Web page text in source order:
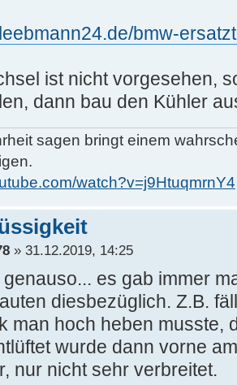
bmw-
ist nicht vorgesehen,
dann bau den Kühler
sagen bringt einem
watch?v=j9HtuqmrnY4
» 31.12.2019, 14:25
es gab immer
diesbezüglich. Z.B.
man hoch heben musste,
wurde dann vorne
nur nicht sehr verbreitet.